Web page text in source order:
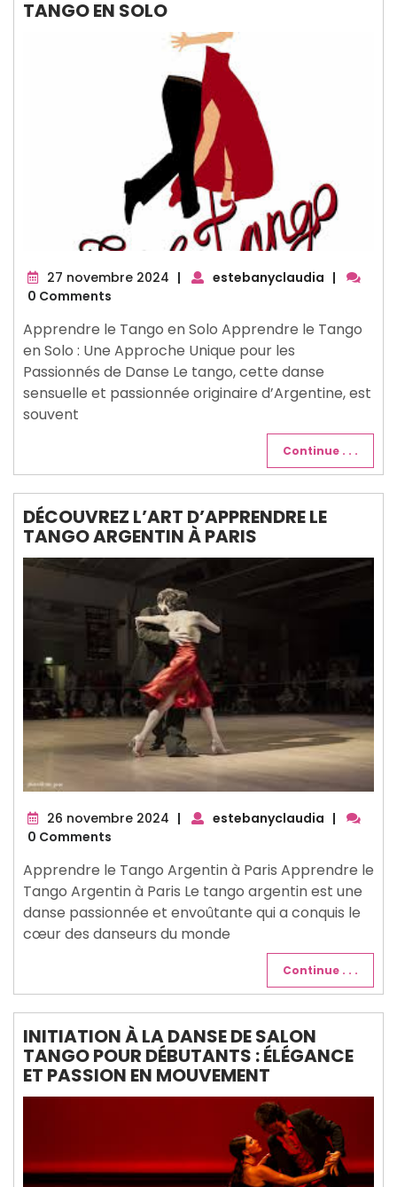
TANGO EN SOLO
27 novembre 2024 27
| estebanyclaudia |
0 Comments
Apprendre le Tango en Solo Apprendre le Tango
en Solo : Une Approche Unique pour les
Passionnés de Danse Le tango, cette danse
sensuelle et passionnée originaire d’Argentine, est
souvent
Continue . . .
DÉCOUVREZ L’ART D’APPRENDRE LE
TANGO ARGENTIN À PARIS
26 novembre 2024 26
| estebanyclaudia |
0 Comments
Apprendre le Tango Argentin à Paris Apprendre le
Tango Argentin à Paris Le tango argentin est une
danse passionnée et envoûtante qui a conquis le
cœur des danseurs du monde
Continue . . .
INITIATION À LA DANSE DE SALON
TANGO POUR DÉBUTANTS : ÉLÉGANCE
ET PASSION EN MOUVEMENT